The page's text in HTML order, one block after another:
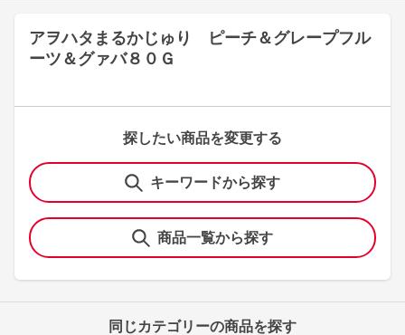
アヲハタまるかじゅり ピーチ＆グレープフル
ーツ＆グァバ８０Ｇ
探したい商品を変更する
キーワードから探す
商品一覧から探す
同じカテゴリーの商品を探す